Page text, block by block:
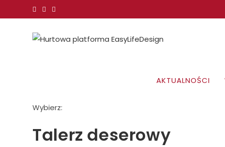
treści
AKTUALNOŚCI
Wybierz:
Talerz deserowy